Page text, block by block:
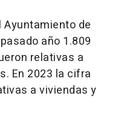
de
año 1.809
relativas a
En 2023 la cifra
a viviendas y